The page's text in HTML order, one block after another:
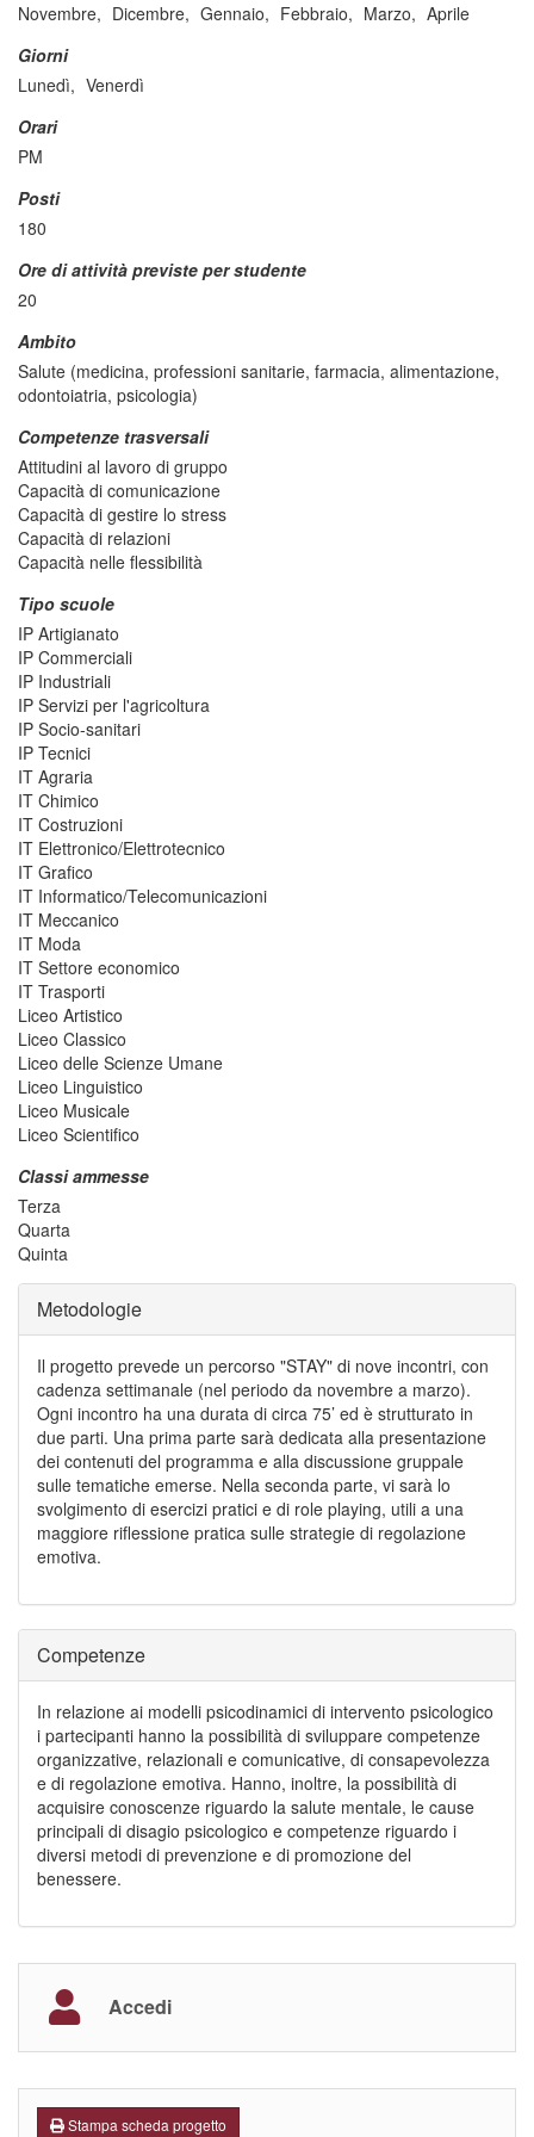
Novembre, Dicembre, Gennaio, Febbraio, Marzo, Aprile
Giorni
Lunedì, Venerdì
Orari
PM
Posti
180
Ore di attività previste per studente
20
Ambito
Salute (medicina, professioni sanitarie, farmacia, alimentazione,
odontoiatria, psicologia)
Competenze trasversali
Attitudini al lavoro di gruppo
Capacità di comunicazione
Capacità di gestire lo stress
Capacità di relazioni
Capacità nelle flessibilità
Tipo scuole
IP Artigianato
IP Commerciali
IP Industriali
IP Servizi per l'agricoltura
IP Socio-sanitari
IP Tecnici
IT Agraria
IT Chimico
IT Costruzioni
IT Elettronico/Elettrotecnico
IT Grafico
IT Informatico/Telecomunicazioni
IT Meccanico
IT Moda
IT Settore economico
IT Trasporti
Liceo Artistico
Liceo Classico
Liceo delle Scienze Umane
Liceo Linguistico
Liceo Musicale
Liceo Scientifico
Classi ammesse
Terza
Quarta
Quinta
Metodologie
Il progetto prevede un percorso "STAY" di nove incontri, con
cadenza settimanale (nel periodo da novembre a marzo).
Ogni incontro ha una durata di circa 75’ ed è strutturato in
due parti. Una prima parte sarà dedicata alla presentazione
dei contenuti del programma e alla discussione gruppale
sulle tematiche emerse. Nella seconda parte, vi sarà lo
svolgimento di esercizi pratici e di role playing, utili a una
maggiore riflessione pratica sulle strategie di regolazione
emotiva.
Competenze
In relazione ai modelli psicodinamici di intervento psicologico
i partecipanti hanno la possibilità di sviluppare competenze
organizzative, relazionali e comunicative, di consapevolezza
e di regolazione emotiva. Hanno, inoltre, la possibilità di
acquisire conoscenze riguardo la salute mentale, le cause
principali di disagio psicologico e competenze riguardo i
diversi metodi di prevenzione e di promozione del
benessere.
Accedi
Stampa scheda progetto